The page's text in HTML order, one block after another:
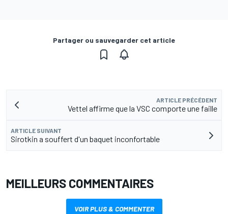
Partager ou sauvegarder cet article
ARTICLE PRÉCÉDENT
Vettel affirme que la VSC comporte une faille
ARTICLE SUIVANT
Sirotkin a souffert d'un baquet inconfortable
MEILLEURS COMMENTAIRES
VOIR PLUS & COMMENTER